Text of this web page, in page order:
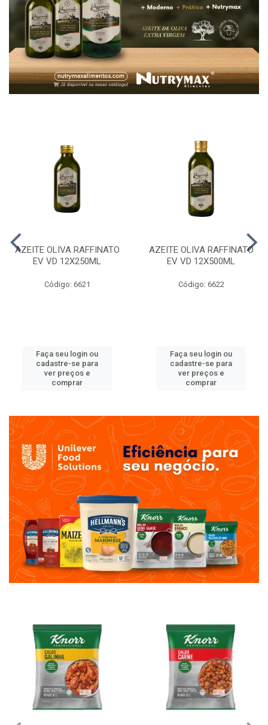
AZEITE OLIVA RAFFINATO
EV VD 12X250ML
Código: 6621
Faça seu login ou
cadastre-se para
ver preços e
comprar
AZEITE OLIVA RAFFINATO
EV VD 12X500ML
Código: 6622
Faça seu login ou
cadastre-se para
ver preços e
comprar